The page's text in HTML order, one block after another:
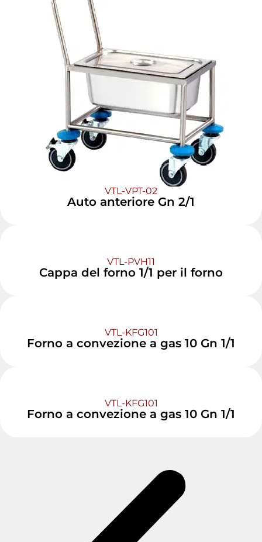
VTL-VPT-02
Auto anteriore Gn 2/1
VTL-PVH11
Cappa del forno 1/1 per il forno
VTL-KFG101
Forno a convezione a gas 10 Gn 1/1
VTL-KFG101
Forno a convezione a gas 10 Gn 1/1